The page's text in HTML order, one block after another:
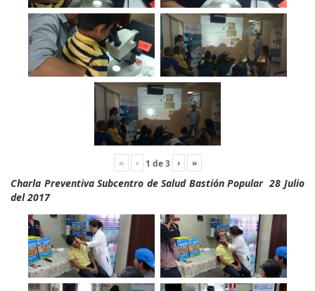
« ‹ 1 de3 › »
Charla Preventiva Subcentro de Salud Bastión Popular 28 Julio
del 2017